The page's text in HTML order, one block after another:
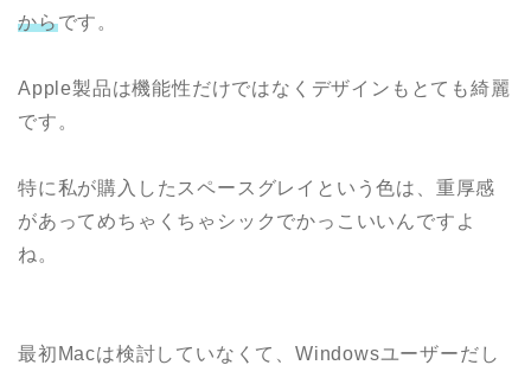
からです。
Apple製品は機能性だけではなくデザインもとても綺麗
です。
特に私が購入したスペースグレイという色は、重厚感
があってめちゃくちゃシックでかっこいいんですよ
ね。
最初Macは検討していなくて、Windowsユーザーだし